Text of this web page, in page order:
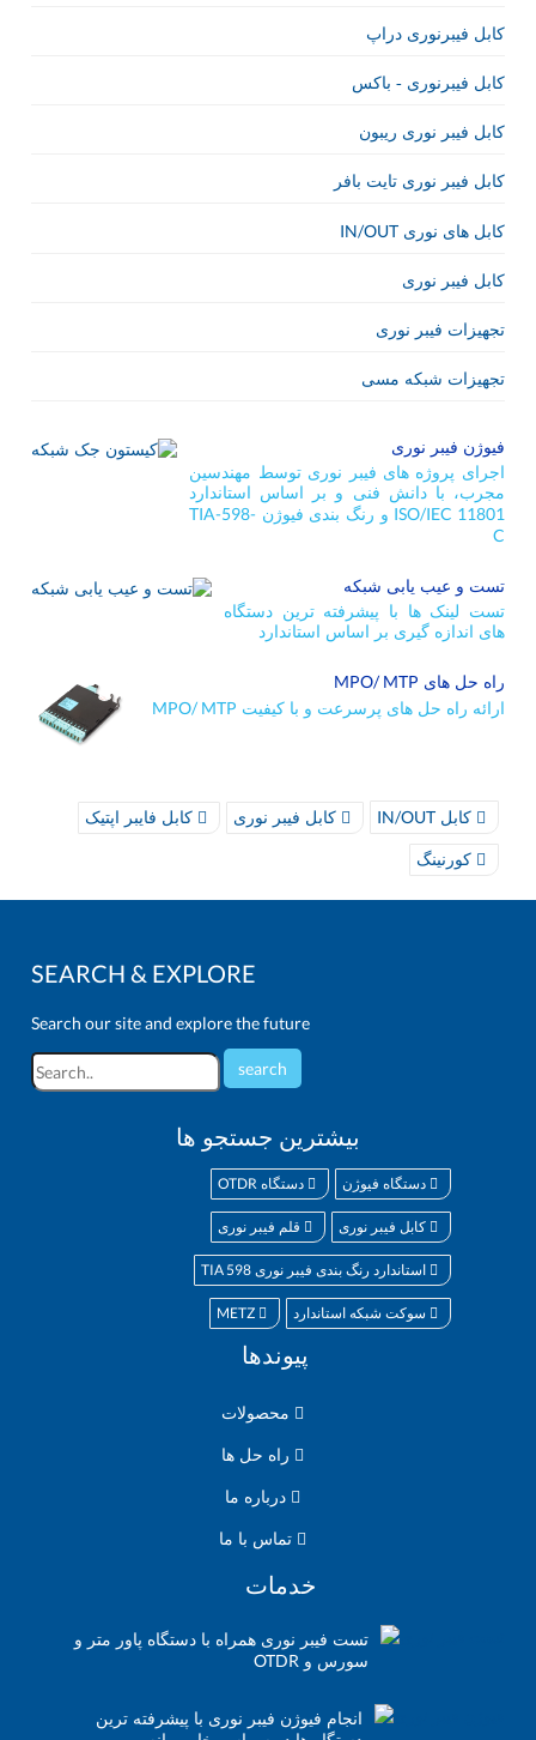
کابل فیبرنوری دراپ
کابل فیبرنوری - باکس
کابل فیبر نوری ریبون
کابل فیبر نوری تایت بافر
کابل های نوریIN/OUT
کابل فیبر نوری
تجهیزات فیبر نوری
تجهیزات شبکه مسی
فیوژن فیبر نوری
اجرای پروژه های فیبر نوری توسط مهندسین
مجرب، با دانش فنی و بر اساس استاندارد
ISO/IEC 11801 و رنگ بندی فیوژن TIA-598-
C
تست و عیب یابی شبکه
تست لینک ها با پیشرفته ترین دستگاه
های اندازه گیری بر اساس استاندارد
راه حل های MPO/ MTP
ارائه راه حل های پرسرعت و با کیفیت MPO/ MTP
کابلIN/OUT کابل فیبر نوری کابل فایبر اپتیک
کورنینگ
SEARCH & EXPLORE
Search our site and explore the future
بیشترین جستجو ها
دستگاه فیوژن دستگاهOTDR
کابل فیبر نوری قلم فیبر نوری
استاندارد رنگ بندی فیبر نوریTIA 598
سوکت شبکه استاندارد METZ
پیوندها
محصولات
راه حل ها
درباره ما
تماس با ما
خدمات
تست فیبر نوری همراه با دستگاه پاور متر و
سورس وOTDR
انجام فیوژن فیبر نوری با پیشرفته ترین